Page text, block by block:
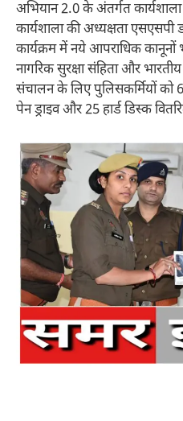
अभियान 2.0 के अंतर्गत
कार्यशाला की अध्यक्षता
कार्यक्रम में नये आपराधिक कानूनों
नागरिक सुरक्षा संहिता और
संचालन के लिए पुलिसकर्मियों को
पेन ड्राइव और 25 हार्ड डिस्क